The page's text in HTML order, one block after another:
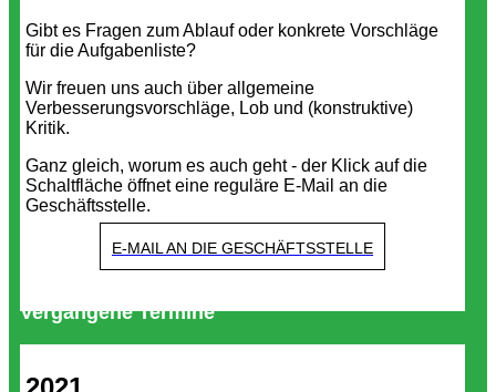
Gibt es Fragen zum Ablauf oder konkrete Vorschläge
für die Aufgabenliste?
Wir freuen uns auch über allgemeine
Verbesserungsvorschläge, Lob und (konstruktive)
Kritik.
Ganz gleich, worum es auch geht - der Klick auf die
Schaltfläche öffnet eine reguläre E-Mail an die
Geschäftsstelle.
E-MAIL AN DIE GESCHÄFTSSTELLE
Vergangene Termine